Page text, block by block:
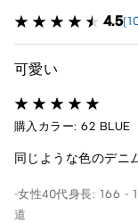
4.5
可愛い
購入カラー: 62 BLUE
同じような色のデニ
-女性40代身長: 166 -
道